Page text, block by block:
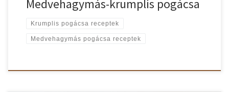
Medvehagymás-krumplis pogácsa
Krumplis pogácsa receptek
Medvehagymás pogácsa receptek